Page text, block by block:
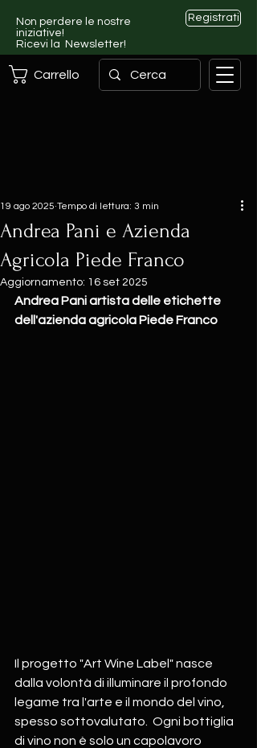
Non perdere le nostre
iniziative!
Ricevi la Newsletter!
Registrati
Carrello
Andrea Pani e Azienda
Agricola Piede Franco
19 ago 2025 Tempo di lettura: 3 min
Aggiornamento: 16 set 2025
Andrea Pani artista delle etichette
dell'azienda agricola Piede Franco
Il progetto "Art Wine Label" nasce
dalla volontà di illuminare il profondo
legame tra l'arte e il mondo del vino,
spesso sottovalutato.  Ogni bottiglia
di vino non è solo un capolavoro